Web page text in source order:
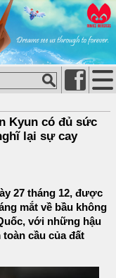
Kyun có đủ sức
lại sự cay
27 tháng 12, được
mắt về bầu không
với những hậu
cầu của đất